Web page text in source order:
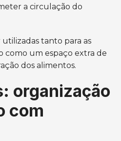
a circulação do
utilizadas tanto para as
como um espaço extra de
dos alimentos.
organização
com